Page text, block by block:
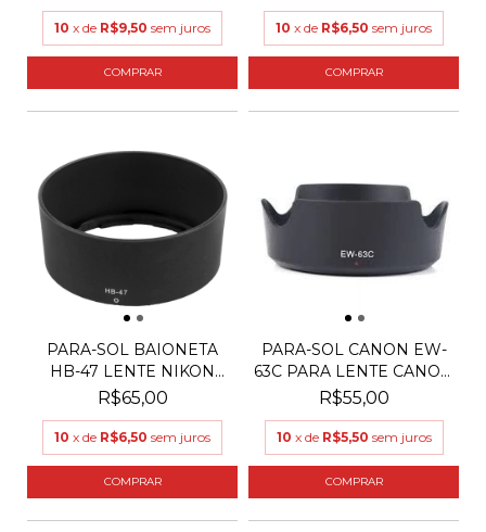
10 x de R$9,50 sem juros 10 x de R$6,50 sem juros
PARA-SOL BAIONETA
HB-47 LENTE NIKON
50MM...
R$65,00
10 x de R$6,50 sem juros
PARA-SOL CANON EW-
63C PARA LENTE CANON
1...
R$55,00
10 x de R$5,50 sem juros